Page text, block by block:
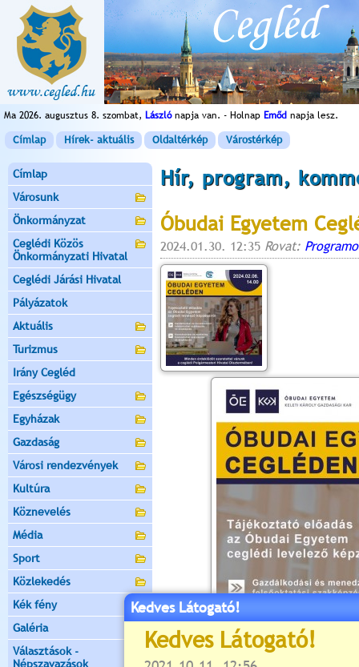
Ma 2026. augusztus 8. szombat, Lászlónapja van. - Holnap Emőd napja lesz.
Címlap Hírek- aktuális Oldaltérkép Várostérkép
Címlap
Városunk
Önkormányzat
Ceglédi Közös
Önkormányzati Hivatal
Ceglédi Járási Hivatal
Pályázatok
Aktuális
Turizmus
Irány Cegléd
Egészségügy
Egyházak
Gazdaság
Városi rendezvények
Kultúra
Köznevelés
Média
Sport
Közlekedés
Kék fény
Galéria
Választások -
Népszavazások
Hír, program,
Óbudai Egyetem
2024.01.30. 12:35 Rovat:
Kedves Látogató!